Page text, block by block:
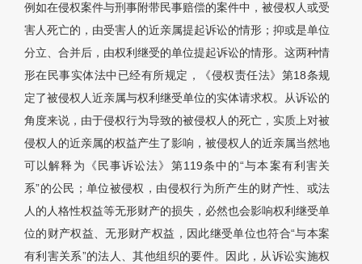
例如在侵权案件与刑事附带民事赔偿的案件中，被侵权人或受
害人死亡的，由受害人的近亲属提起诉讼的情形；抑或是单位
分立、合并后，由权利继受的单位提起诉讼的情形。这两种情
形在民事实体法中已经有所规定，《侵权责任法》第18条规
定了被侵权人近亲属与权利继受单位的实体请求权。从诉讼的
角度来说，由于侵权行为导致的被侵权人的死亡，实质上对被
侵权人的近亲属的权益产生了影响，被侵权人的近亲属当然地
可以解释为《民事诉讼法》第119条中的“与本案有利害关
系”的公民；单位被侵权，由侵权行为所产生的财产性、或法
人的人格性权益等无形财产的损失，必然也会影响权利继受单
位的财产权益、无形财产权益，因此继受单位也符合“与本案
有利害关系”的法人、其他组织的要件。因此，从诉讼实施权